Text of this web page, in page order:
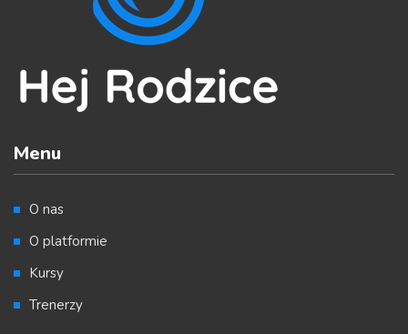
Menu
O nas
O platformie
Kursy
Trenerzy